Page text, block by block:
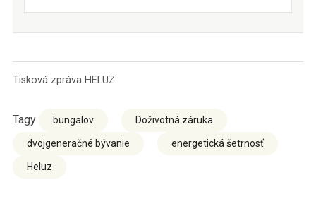
Tisková zpráva HELUZ
Tagy bungalov Doživotná záruka
dvojgeneračné bývanie energetická šetrnosť
Heluz